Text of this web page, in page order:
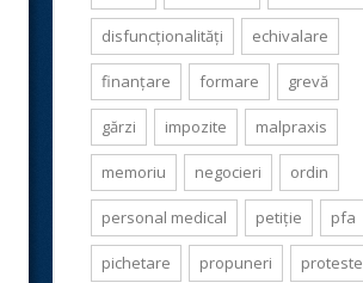
disfuncționalități echivalare
finanțare formare grevă
gărzi impozite malpraxis
memoriu negocieri ordin
personal medical petiție pfa
pichetare propuneri proteste